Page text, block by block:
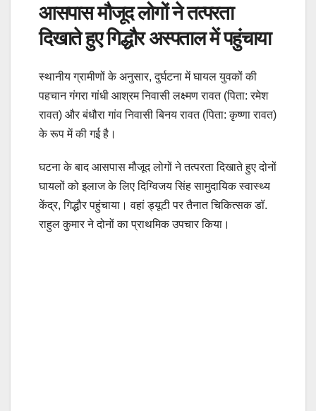
आसपास मौजूद लोगों ने तत्परता
दिखाते हुए गिद्धौर अस्पताल में पहुंचाया
स्थानीय ग्रामीणों के अनुसार, दुर्घटना में घायल युवकों की
पहचान गंगरा गांधी आश्रम निवासी लक्ष्मण रावत (पिता: रमेश
रावत) और बंधौरा गांव निवासी बिनय रावत (पिता: कृष्णा रावत)
के रूप में की गई है।
घटना के बाद आसपास मौजूद लोगों ने तत्परता दिखाते हुए दोनों
घायलों को इलाज के लिए दिग्विजय सिंह सामुदायिक स्वास्थ्य
केंद्र, गिद्धौर पहुंचाया। वहां ड्यूटी पर तैनात चिकित्सक डॉ.
राहुल कुमार ने दोनों का प्राथमिक उपचार किया।